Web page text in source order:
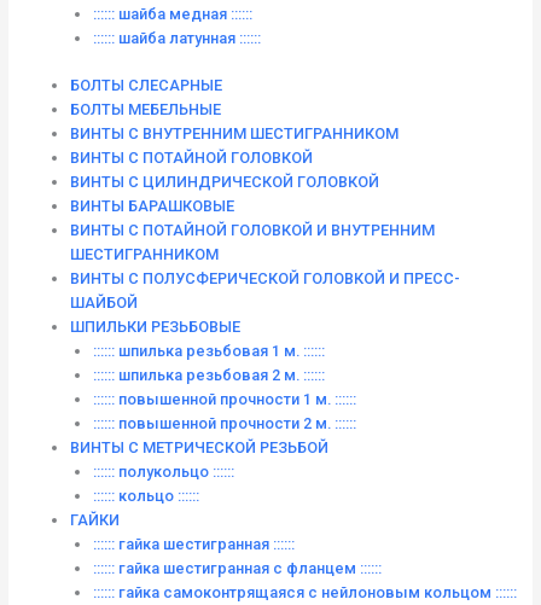
:::::: шайба медная ::::::
:::::: шайба латунная ::::::
БОЛТЫ СЛЕСАРНЫЕ
БОЛТЫ МЕБЕЛЬНЫЕ
ВИНТЫ С ВНУТРЕННИМ ШЕСТИГРАННИКОМ
ВИНТЫ С ПОТАЙНОЙ ГОЛОВКОЙ
ВИНТЫ С ЦИЛИНДРИЧЕСКОЙ ГОЛОВКОЙ
ВИНТЫ БАРАШКОВЫЕ
ВИНТЫ С ПОТАЙНОЙ ГОЛОВКОЙ И ВНУТРЕННИМ
ШЕСТИГРАННИКОМ
ВИНТЫ С ПОЛУСФЕРИЧЕСКОЙ ГОЛОВКОЙ И ПРЕСС-
ШАЙБОЙ
ШПИЛЬКИ РЕЗЬБОВЫЕ
:::::: шпилька резьбовая 1 м. ::::::
:::::: шпилька резьбовая 2 м. ::::::
:::::: повышенной прочности 1 м. ::::::
:::::: повышенной прочности 2 м. ::::::
ВИНТЫ C МЕТРИЧЕСКОЙ РЕЗЬБОЙ
:::::: полукольцо ::::::
:::::: кольцо ::::::
ГАЙКИ
:::::: гайка шестигранная ::::::
:::::: гайка шестигранная с фланцем ::::::
:::::: гайка самоконтрящаяся с нейлоновым кольцом ::::::